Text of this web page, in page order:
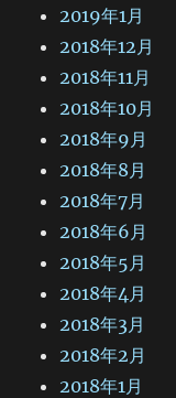
2019年1月
2018年12月
2018年11月
2018年10月
2018年9月
2018年8月
2018年7月
2018年6月
2018年5月
2018年4月
2018年3月
2018年2月
2018年1月